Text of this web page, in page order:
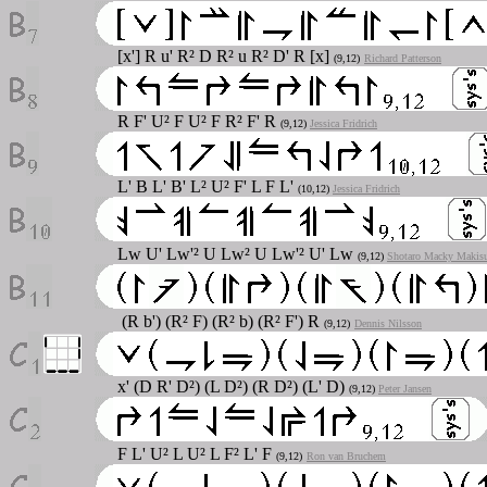
[x'] R u' R² D R² u R² D' R [x] (9,12) Richard Patterson
R F' U² F U² F R² F' R (9,12) Jessica Fridrich
L' B L' B' L² U² F' L F L' (10,12) Jessica Fridrich
Lw U' Lw'² U Lw² U Lw'² U' Lw (9,12) Shotaro Macky
(R b') (R² F) (R² b) (R² F') R (9,12) Dennis Nilsson
x' (D R' D²) (L D²) (R D²) (L' D) (9,12) Peter Jansen
F L' U² L U² L F² L' F (9,12) Ron van Bruchem